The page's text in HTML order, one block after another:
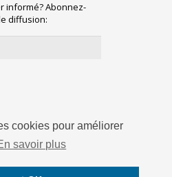
cookies pour améliorer
savoir plus
informé? Abonnez-
diffusion: